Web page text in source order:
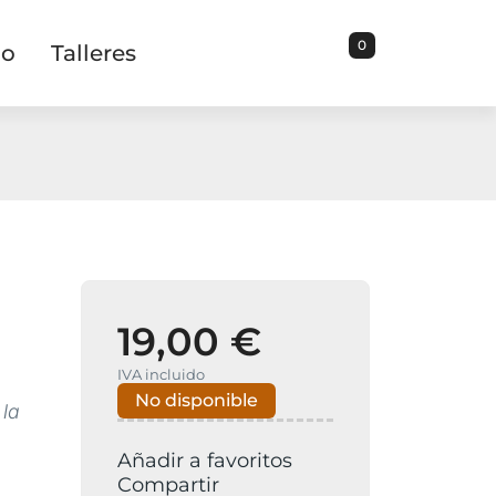
Talleres 0
19,00 €
IVA incluido
No disponible
Añadir a favoritos
Compartir